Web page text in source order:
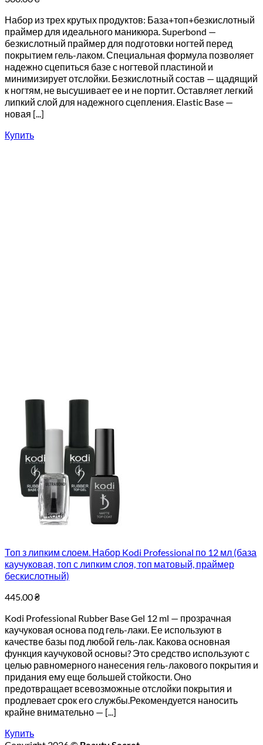
Набор из трех крутых продуктов: База+топ+безкислотный
праймер для идеального маникюра. Superbond —
безкислотный праймер для подготовки ногтей перед
покрытием гель-лаком. Специальная формула позволяет
надежно сцепиться базе с ногтевой пластиной и
минимизирует отслойки. Безкислотный состав — щадящий
к ногтям, не высушивает ее и не портит. Оставляет легкий
липкий слой для надежного сцепления. Elastic Base —
новая [...]
Купить
Топ з липким слоем. Набор Kodi Professional по 12 мл (база
каучуковая, топ с липким слоя, топ матовый, праймер
бескислотный)
445.00₴
Kodi Professional Rubber Base Gel 12 ml — прозрачная
каучуковая основа под гель-лаки. Ее используют в
качестве базы под любой гель-лак. Какова основная
функция каучуковой основы? Это средство используют с
целью равномерного нанесения гель-лакового покрытия и
придания ему еще большей стойкости. Оно
предотвращает всевозможные отслойки покрытия и
продлевает срок его службы.Рекомендуется наносить
крайне внимательно — [...]
Купить